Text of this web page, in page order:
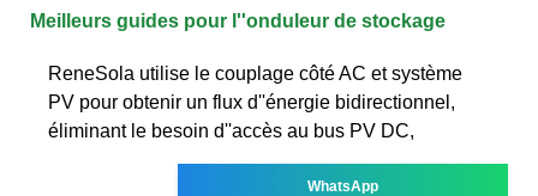
Meilleurs guides pour l''onduleur de stockage
ReneSola utilise le couplage côté AC et système
PV pour obtenir un flux d''énergie bidirectionnel,
éliminant le besoin d''accès au bus PV DC,
WhatsApp